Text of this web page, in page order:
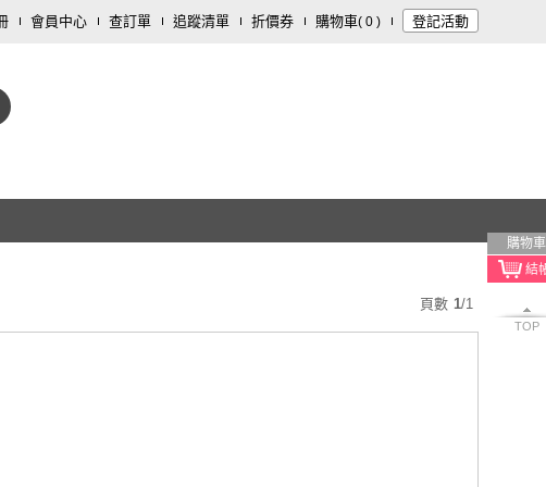
會員中心 查訂單 追蹤清單 折價券 購物車( 0 ) 登記活動
購物車
TOP
頁數 1/1